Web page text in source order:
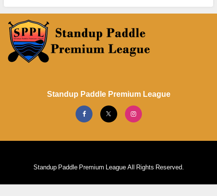
Standup Paddle Premium League
Standup Paddle Premium League All Rights Reserved.